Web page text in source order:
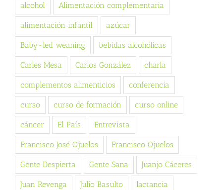
alcohol Alimentación complementaria
alimentación infantil azúcar
Baby-led weaning bebidas alcohólicas
Carles Mesa Carlos González charla
complementos alimenticios conferencia
curso curso de formación curso online
cáncer El País Entrevista
Francisco José Ojuelos Francisco Ojuelos
Gente Despierta Gente Sana Juanjo Cáceres
Juan Revenga Julio Basulto lactancia